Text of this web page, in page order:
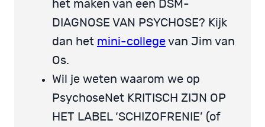
het maken van een DSM-
DIAGNOSE VAN PSYCHOSE? Kijk
dan het mini-college van Jim van
Os.
Wil je weten waarom we op
PsychoseNet KRITISCH ZIJN OP
HET LABEL ‘SCHIZOFRENIE’ (of